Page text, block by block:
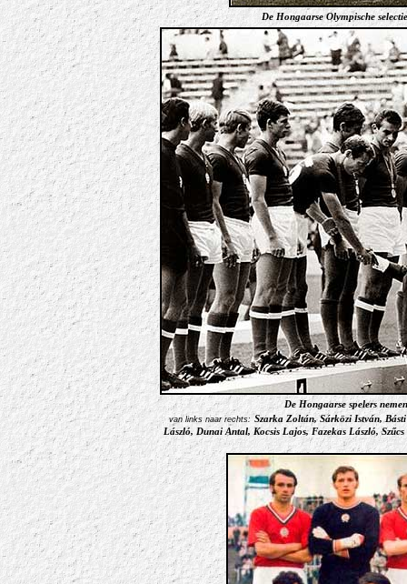
De Hongaarse Olympische
De Hongaarse spelers
van links naar rechts: Szarka Zoltán, Sárközi István,
László, Dunai Antal, Kocsis Lajos, Fazekas László,